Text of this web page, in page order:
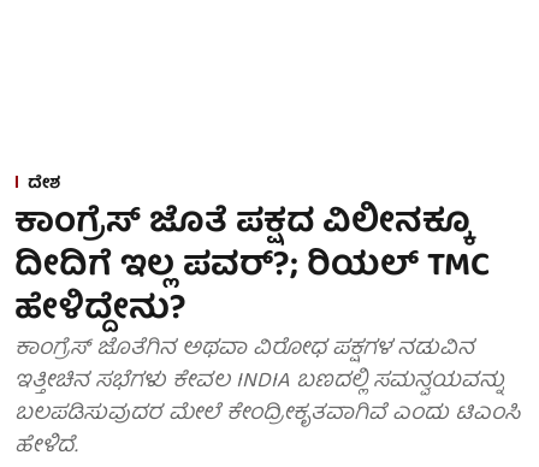
ದೇಶ
ಕಾಂಗ್ರೆಸ್ ಜೊತೆ ಪಕ್ಷದ ವಿಲೀನಕ್ಕೂ
ದೀದಿಗೆ ಇಲ್ಲ ಪವರ್?; ರಿಯಲ್ TMC
ಹೇಳಿದ್ದೇನು?
ಕಾಂಗ್ರೆಸ್ ಜೊತೆಗಿನ ಅಥವಾ ವಿರೋಧ ಪಕ್ಷಗಳ ನಡುವಿನ
ಇತ್ತೀಚಿನ ಸಭೆಗಳು ಕೇವಲ INDIA ಬಣದಲ್ಲಿ ಸಮನ್ವಯವನ್ನು
ಬಲಪಡಿಸುವುದರ ಮೇಲೆ ಕೇಂದ್ರೀಕೃತವಾಗಿವೆ ಎಂದು ಟಿಎಂಸಿ
ಹೇಳಿದೆ.